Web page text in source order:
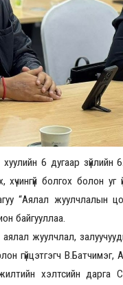
6 дугаар зүйлийн
хүчингүй болгох болон
“Аялал жуулчлалын
байгууллаа.
аялал жуулчлал,
гүйцэтгэгч
хэлтсийн дарга